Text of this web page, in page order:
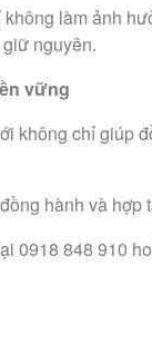
làm ảnh
nguyên.
vững
không chỉ giúp
hành và
0918 848 910